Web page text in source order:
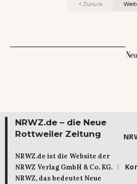
Zurück
NRWZ.de – die Neue
Rottweiler Zeitung
NRWZ.de ist die Website der
NRWZ Verlag GmbH & Co. KG.
NRWZ, das bedeutet Neue